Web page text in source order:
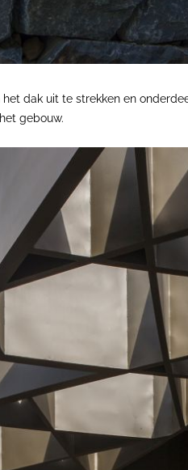
dak uit te strekken en
gebouw.